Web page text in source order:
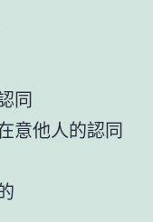
同
意他人的認同